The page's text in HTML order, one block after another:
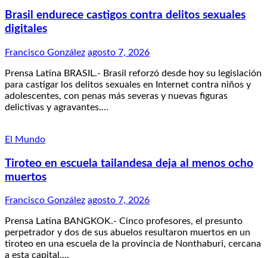
Brasil endurece castigos contra delitos sexuales
digitales
Francisco González agosto 7, 2026
Prensa Latina BRASIL.- Brasil reforzó desde hoy su legislación
para castigar los delitos sexuales en Internet contra niños y
adolescentes, con penas más severas y nuevas figuras
delictivas y agravantes.…
El Mundo
Tiroteo en escuela tailandesa deja al menos ocho
muertos
Francisco González agosto 7, 2026
Prensa Latina BANGKOK.- Cinco profesores, el presunto
perpetrador y dos de sus abuelos resultaron muertos en un
tiroteo en una escuela de la provincia de Nonthaburi, cercana
a esta capital.…